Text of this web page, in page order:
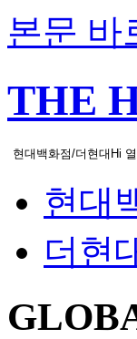
본문 바
THE
현대백화점/더현대Hi
현대
더현